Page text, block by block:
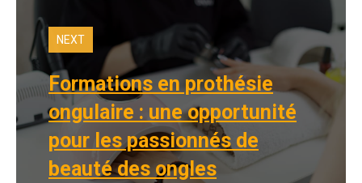
NEXT
Formations en prothésie
ongulaire : une opportunité
pour les passionnés de
beauté des ongles​